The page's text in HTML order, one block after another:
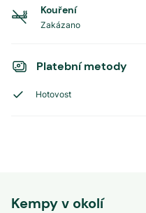
Kouření
Zakázano
Platební metody
Hotovost
Kempy v okolí